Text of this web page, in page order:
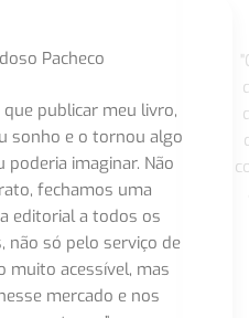
publicar meu livro,
sonho e o tornou algo
imaginar. Não
fechamos uma
editorial a todos os
não só pelo serviço de
muito acessível, mas
mercado e nos